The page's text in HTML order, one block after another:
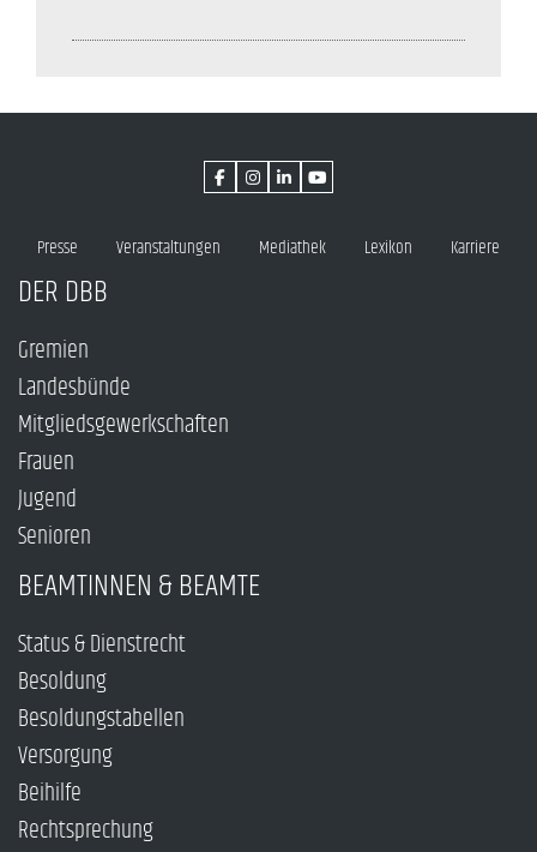
Presse Veranstaltungen Mediathek Lexikon Karriere
DER DBB
Gremien
Landesbünde
Mitgliedsgewerkschaften
Frauen
Jugend
Senioren
BEAMTINNEN & BEAMTE
Status & Dienstrecht
Besoldung
Besoldungstabellen
Versorgung
Beihilfe
Rechtsprechung